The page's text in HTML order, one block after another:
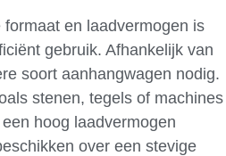
en laadvermogen is
gebruik. Afhankelijk van
soort aanhangwagen nodig.
stenen, tegels of machines
hoog laadvermogen
over een stevige